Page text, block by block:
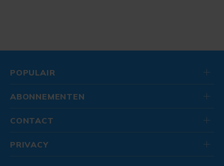
POPULAIR
ABONNEMENTEN
CONTACT
PRIVACY